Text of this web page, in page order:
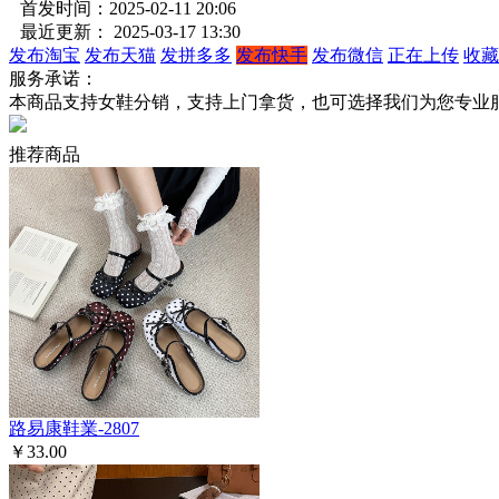
首发时间：2025-02-11 20:06
最近更新： 2025-03-17 13:30
发布淘宝 发布天猫 发拼多多 发布快手 发布微信 正在上传 收
服务承诺：
本商品支持女鞋分销，支持上门拿货，也可选择我们为您专业
推荐商品
路易康鞋業-2807
￥33.00